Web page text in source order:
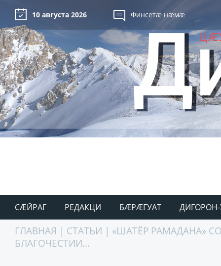
10 августа 2026 Финсетæ нæмæ
СÆЙРАГ РЕДАКЦИ БÆРÆГУАТ ДИГОРОН-
ГЛАВНАЯ | СТАТЬИ | «ШАТЁР РАМАДАНА»
БЛАГОЧЕСТИИ…